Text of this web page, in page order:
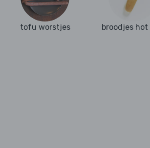
tofu worstjes broodjes hot